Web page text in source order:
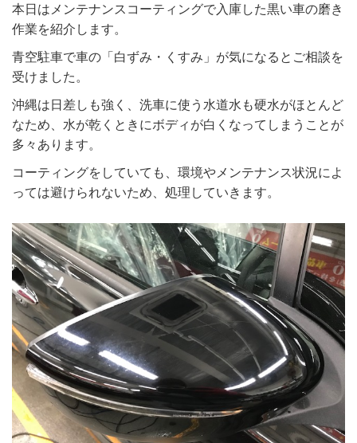
本日はメンテナンスコーティングで入庫した黒い車の磨き
作業を紹介します。
青空駐車で車の「白ずみ・くすみ」が気になるとご相談を
受けました。
沖縄は日差しも強く、洗車に使う水道水も硬水がほとんど
なため、水が乾くときにボディが白くなってしまうことが
多々あります。
コーティングをしていても、環境やメンテナンス状況によ
っては避けられないため、処理していきます。